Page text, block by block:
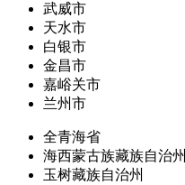
武威市
天水市
白银市
金昌市
嘉峪关市
兰州市
全青海省
海西蒙古族藏族自治州
玉树藏族自治州